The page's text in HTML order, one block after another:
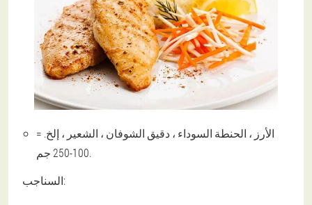
الأرز ، الحنطة السوداء ، دقيق الشوفان ، الشعير ، إلخ. =
100-250 جم.
السناجب: